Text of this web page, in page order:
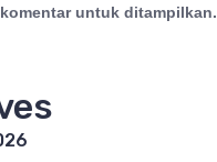
untuk ditampilkan.